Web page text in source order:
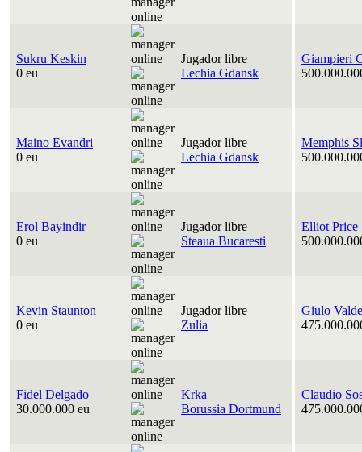
Sukru Keskin
0 eu
Jugador libre
Lechia Gdansk
Giampieri
Maino Evandri
0 eu
Jugador libre
Lechia Gdansk
Memphis
Erol Bayindir
0 eu
Jugador libre
Steaua Bucaresti
Elliot Price
Kevin Staunton
0 eu
Jugador libre
Zulia
Giulo
Fidel Delgado
30.000.000 eu
Krka
Borussia Dortmund
Claudio